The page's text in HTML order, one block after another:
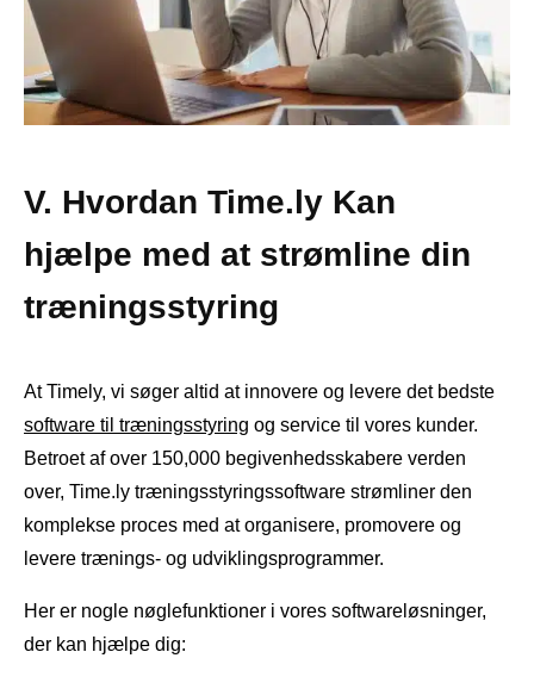
V. Hvordan Time.ly Kan
hjælpe med at strømline din
træningsstyring
At Timely, vi søger altid at innovere og levere det bedste
software til træningsstyring og service til vores kunder.
Betroet af over 150,000 begivenhedsskabere verden
over, Time.ly træningsstyringssoftware strømliner den
komplekse proces med at organisere, promovere og
levere trænings- og udviklingsprogrammer.
Her er nogle nøglefunktioner i vores softwareløsninger,
der kan hjælpe dig: